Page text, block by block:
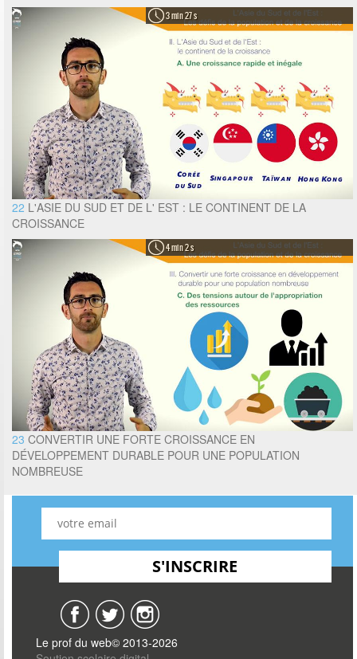
3 min 27 s
22 L'ASIE DU SUD ET DE L' EST : LE CONTINENT DE LA
CROISSANCE
4 min 2 s
23 CONVERTIR UNE FORTE CROISSANCE EN
DÉVELOPPEMENT DURABLE POUR UNE POPULATION
NOMBREUSE
Le prof du web© 2013-2026